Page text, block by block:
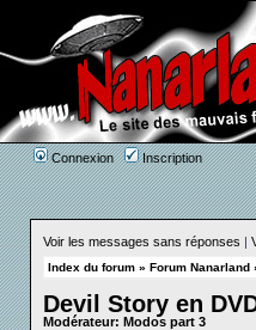
Connexion Inscription
Voir les messages sans réponses |
Index du forum » Forum Nanarland
Devil Story en
Modérateur: Modos part 3